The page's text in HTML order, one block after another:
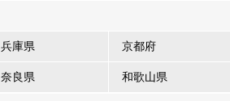
兵庫県 京都府
奈良県 和歌山県